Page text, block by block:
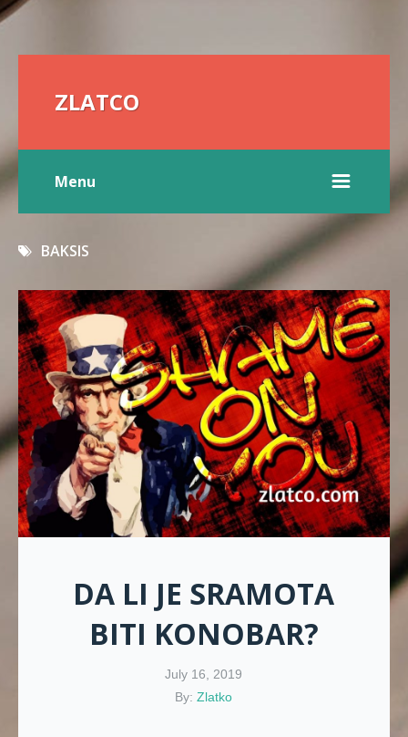
ZLATCO
Menu
BAKSIS
DA LI JE SRAMOTA
BITI KONOBAR?
July 16, 2019
By:Zlatko